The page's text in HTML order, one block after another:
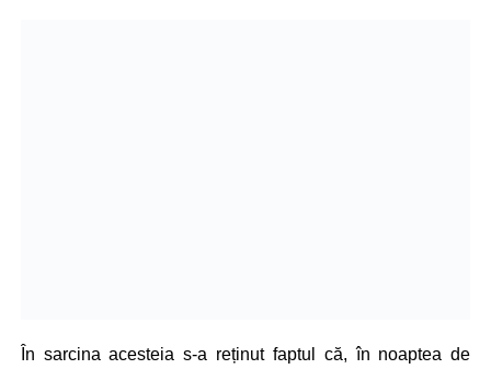
În sarcina acesteia s-a reținut faptul că, în noaptea de